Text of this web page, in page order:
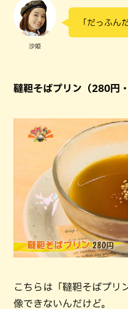
沙姫
「だっふん
韃靼そばプリン（280円・
こちらは「韃靼そばプリ
像できないんだけど。